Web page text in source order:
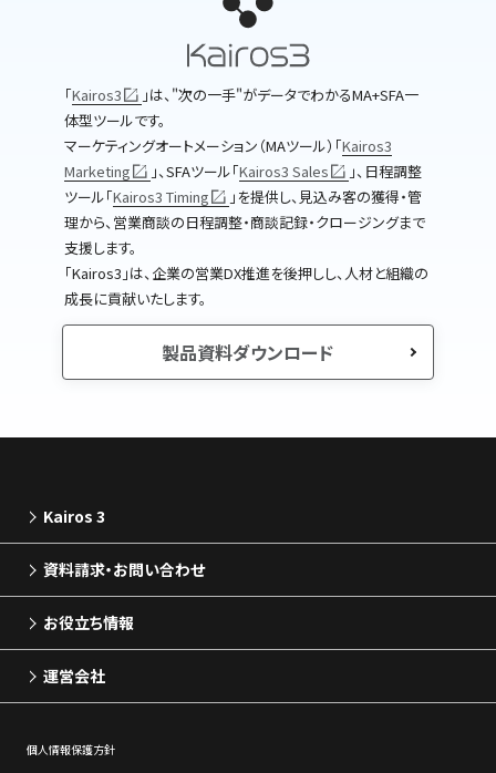
｢Kairos3
｣は、"次の一手"がデータでわかるMA+SFA一
体型ツールです。
マーケティングオートメーション（MAツール）｢Kairos3
Marketing
｣、SFAツール｢Kairos3 Sales
｣、日程調整
ツール｢Kairos3 Timing
｣を提供し、見込み客の獲得・管
理から、営業商談の日程調整・商談記録・クロージングまで
支援します。
｢Kairos3｣は、企業の営業DX推進を後押しし、人材と組織の
成長に貢献いたします。
製品資料ダウンロード
Kairos 3
資料請求・お問い合わせ
お役立ち情報
運営会社
個⼈情報保護⽅針